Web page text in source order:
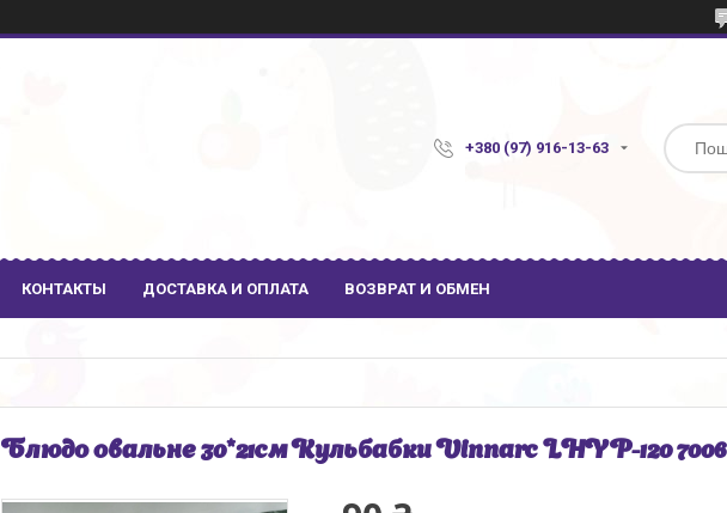
+380 (97) 916-13-63
КОНТАКТЫ ДОСТАВКА И ОПЛАТА ВОЗВРАТ И ОБМЕН
Блюдо овальне 30*21см Кульбабки Vinnarc LHYP-120 7006